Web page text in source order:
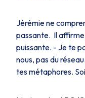
Jérémie ne
passante. Il affirme
puissante. - Je te
nous, pas du
tes métaphores.